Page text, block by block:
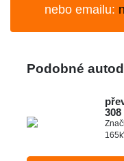
nebo emailu:
Podobné
308